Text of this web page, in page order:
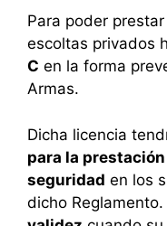
Para poder
escoltas privados
C en la forma
Armas.
Dicha licencia
para la
seguridad en los
dicho